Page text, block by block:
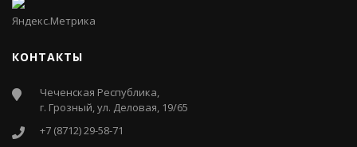
КОНТАКТЫ
Чеченская Республика,
г. Грозный, ул. Деловая, 19/65
+7 (8712) 29-58-71